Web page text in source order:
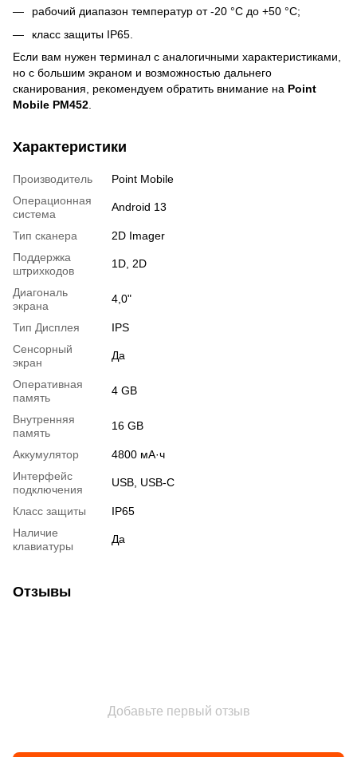
рабочий диапазон температур от -20 °C до +50 °C;
класс защиты IP65.
Если вам нужен терминал с аналогичными характеристиками,
но с большим экраном и возможностью дальнего
сканирования, рекомендуем обратить внимание на Point
Mobile PM452
Характеристики
Производитель
Point Mobile
Операционная
система
Android 13
Тип сканера
2D Imager
Поддержка
штрихкодов
1D, 2D
Диагональ
экрана
4,0"
Тип Дисплея
IPS
Сенсорный
экран
Да
Оперативная
память
4 GB
Внутренняя
память
16 GB
Аккумулятор
4800 мА·ч
Интерфейс
подключения
USB, USB-C
Класс защиты
IP65
Наличие
клавиатуры
Да
Отзывы
Добавьте первый отзыв